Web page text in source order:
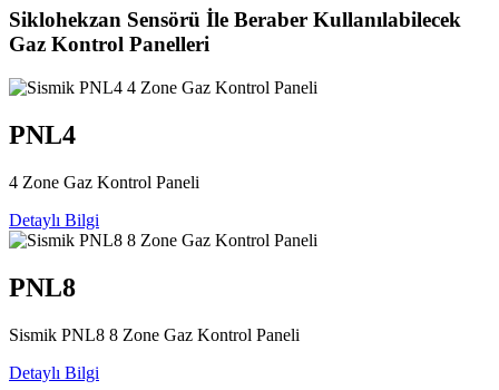
Siklohekzan Sensörü İle Beraber Kullanılabilecek
Gaz Kontrol Panelleri
PNL4
4 Zone Gaz Kontrol Paneli
Detaylı Bilgi
PNL8
Sismik PNL8 8 Zone Gaz Kontrol Paneli
Detaylı Bilgi